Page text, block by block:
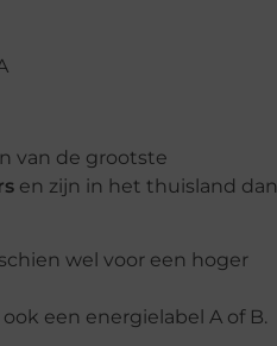
van de grootste
en zijn in het thuisland dan
wel voor een hoger
een energielabel A of B.